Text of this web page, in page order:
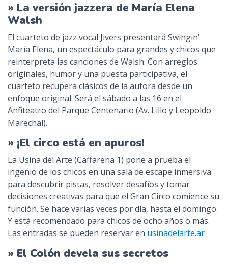
» La versión jazzera de María Elena
Walsh
El cuarteto de jazz vocal Jivers presentará Swingin’
María Elena, un espectáculo para grandes y chicos que
reinterpreta las canciones de Walsh. Con arreglos
originales, humor y una puesta participativa, el
cuarteto recupera clásicos de la autora desde un
enfoque original. Será el sábado a las 16 en el
Anfiteatro del Parque Centenario (Av. Lillo y Leopoldo
Marechal).
» ¡El circo está en apuros!
La Usina del Arte (Caffarena 1) pone a prueba el
ingenio de los chicos en una sala de escape inmersiva
para descubrir pistas, resolver desafíos y tomar
decisiones creativas para que el Gran Circo comience su
función. Se hace varias veces por día, hasta el domingo.
Y está recomendado para chicos de ocho años o más.
Las entradas se pueden reservar en usinadelarte.ar
» El Colón devela sus secretos